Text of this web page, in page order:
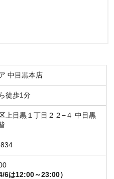
中目黒本店
徒歩1分
上目黒１丁目２２−４ 中目黒
6は12:00～23:00）